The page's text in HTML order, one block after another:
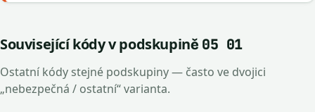
Související kódy v podskupině 05 01
Ostatní kódy stejné podskupiny — často ve dvojici
„nebezpečná / ostatní“ varianta.